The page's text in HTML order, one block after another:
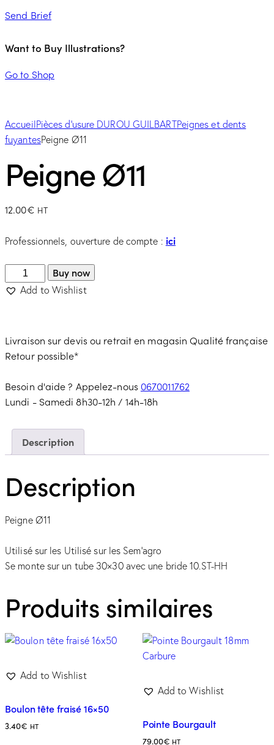
Send Brief
Want to Buy Illustrations?
Go to Shop
AccueilPièces d'usure DUROU GUILBARTPeignes et dents
fuyantesPeigne Ø11
Peigne Ø11
12.00€ HT
Professionnels, ouverture de compte : ici
Buy now
Add to Wishlist
Livraison sur devis ou retrait en magasin Qualité française
Retour possible*
Besoin d'aide ? Appelez-nous 0670011762
Lundi - Samedi 8h30-12h / 14h-18h
Description
Description
Peigne Ø11
Utilisé sur les Utilisé sur les Sem’agro
Se monte sur un tube 30×30 avec une bride 10.ST-HH
Produits similaires
Add to Wishlist
Boulon tête fraisé 16×50
3.40€ HT
Add to Wishlist
Pointe Bourgault
79.00€ HT